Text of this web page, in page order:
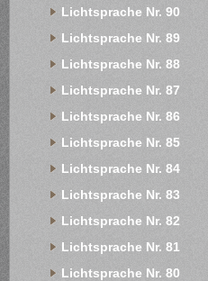
Lichtsprache Nr. 90
Lichtsprache Nr. 89
Lichtsprache Nr. 88
Lichtsprache Nr. 87
Lichtsprache Nr. 86
Lichtsprache Nr. 85
Lichtsprache Nr. 84
Lichtsprache Nr. 83
Lichtsprache Nr. 82
Lichtsprache Nr. 81
Lichtsprache Nr. 80